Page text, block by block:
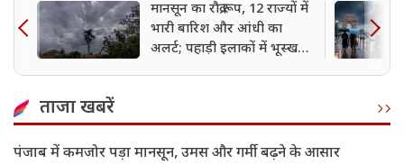
मानसून का रौद्र रूप, 12 राज्यों में
भारी बारिश और आंधी का
अलर्ट; पहाड़ी इलाकों में भूस्खलन
ताजा खबरें
पंजाब में कमजोर पड़ा मानसून, उमस और गर्मी बढ़ने के आसार